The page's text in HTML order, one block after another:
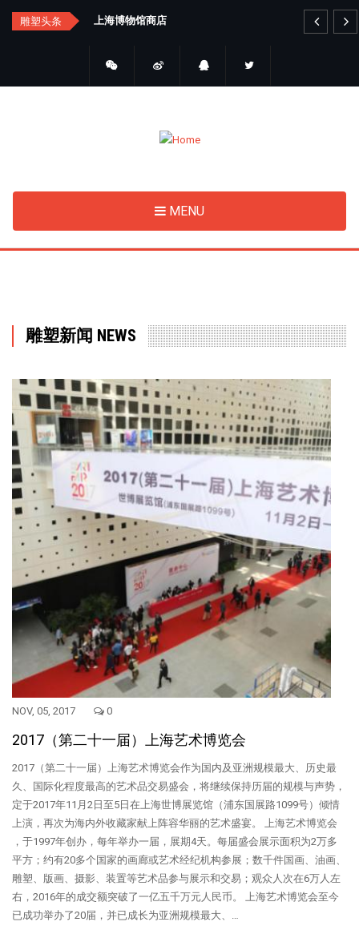
Skip
雕塑头条 上海博物馆商店
MENU
雕塑新闻 NEWS
NOV, 05, 2017 0
2017（第二十一届）上海艺术博览会
2017（第二十一届）上海艺术博览会作为国内及亚洲规模最大、历史最
久、国际化程度最高的艺术品交易盛会，将继续保持历届的规模与声势，
定于2017年11月2日至5日在上海世博展览馆（浦东国展路1099号）倾情
上演，再次为海内外收藏家献上阵容华丽的艺术盛宴。 上海艺术博览会
，于1997年创办，每年举办一届，展期4天。每届盛会展示面积为2万多
平方；约有20多个国家的画廊或艺术经纪机构参展；数千件国画、油画、
雕塑、版画、摄影、装置等艺术品参与展示和交易；观众人次在6万人左
右，2016年的成交额突破了一亿五千万元人民币。 上海艺术博览会至今
已成功举办了20届，并已成长为亚洲规模最大、…